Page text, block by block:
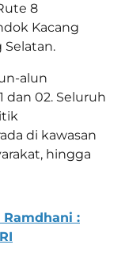
8
Kacang
Selatan.
alun
dan 02. Seluruh
di kawasan
hingga
Ramdhani :